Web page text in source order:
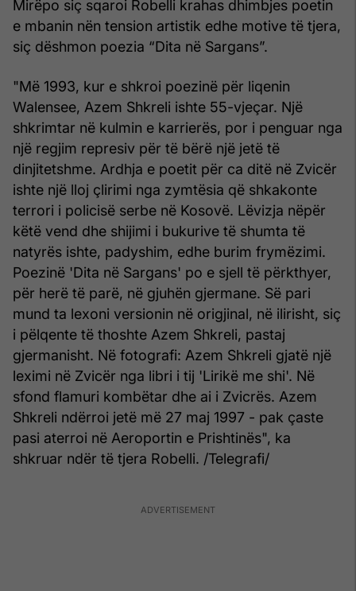
Mirëpo siç sqaroi Robelli krahas dhimbjes poetin
e mbanin nën tension artistik edhe motive të tjera,
siç dëshmon poezia “Dita në Sargans”.
"Më 1993, kur e shkroi poezinë për liqenin
Walensee, Azem Shkreli ishte 55-vjeçar. Një
shkrimtar në kulmin e karrierës, por i penguar nga
një regjim represiv për të bërë një jetë të
dinjitetshme. Ardhja e poetit për ca ditë në Zvicër
ishte një lloj çlirimi nga zymtësia që shkakonte
terrori i policisë serbe në Kosovë. Lëvizja nëpër
këtë vend dhe shijimi i bukurive të shumta të
natyrës ishte, padyshim, edhe burim frymëzimi.
Poezinë 'Dita në Sargans' po e sjell të përkthyer,
për herë të parë, në gjuhën gjermane. Së pari
mund ta lexoni versionin në origjinal, në ilirisht, siç
i pëlqente të thoshte Azem Shkreli, pastaj
gjermanisht. Në fotografi: Azem Shkreli gjatë një
leximi në Zvicër nga libri i tij 'Lirikë me shi'. Në
sfond flamuri kombëtar dhe ai i Zvicrës. Azem
Shkreli ndërroi jetë më 27 maj 1997 - pak çaste
pasi aterroi në Aeroportin e Prishtinës", ka
shkruar ndër të tjera Robelli. /Telegrafi/